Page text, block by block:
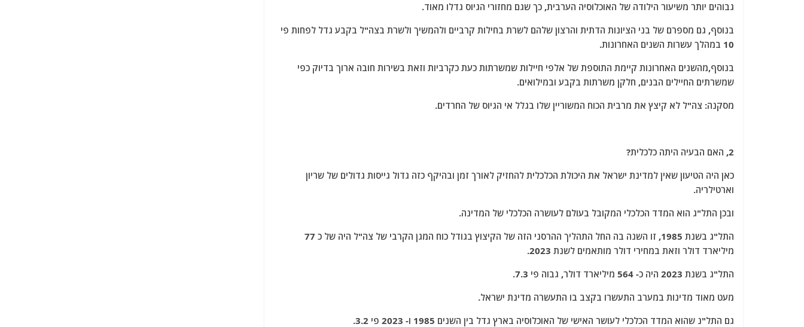
גבוהים יותר משיעור הילודה של האוכלוסיה הערבית, כך שגם מחזורי הגיוס גדלו מאוד.
בנוסף, גם מספרם של בני הציונות הדתית והרצון שלהם לשרת בחילות קרביים ולהמשיך ולשרת בצה"ל בקבע גדל לפחות פי
10 במהלך עשרות השנים האחרונות.
בנוסף,מהשנים האחרונות קיימת התוספת של אלפי חיילות שמשרתות כעת כקרביות וזאת בשירות חובה ארוך בדיוק כפי
שמשרתים החיילים הבנים, חלקן משרתות בקבע ובמילואים.
מסקנה: צה"ל לא קיצץ את מרבית הכוח המשוריין שלו בגלל אי הגיוס של החרדים.
2, האם הבעיה היתה כלכלית?
כאן היה הטיעון שאין למדינת ישראל את היכולת הכלכלית להחזיק לאורך זמן ובהיקף כזה גדול גייסות גדולים של שריון
וארטילריה.
ובכן התל"ג הוא המדד הכלכלי המקובל בעולם לעושרה הכלכלי של המדינה.
התל"ג בשנת 1985, זו השנה בה החל התהליך ההרסני הזה של הקיצוץ בגודל כוח המגן הקרבי של צה"ל היה של כ 77
מיליארד דולר וזאת במחירי דולר מותאמים לשנת 2023.
התל"ג בשנת 2023 היה כ- 564 מיליארד דולר, גבוה פי 7.3.
מעט מאוד מדינות במערב התעשרו בקצב בו התעשרה מדינת ישראל.
גם התל"נ שהוא המדד הכלכלי לעושר האישי של האוכלוסיה בארץ גדל בין השנים 1985 ו- 2023 פי 3.2.